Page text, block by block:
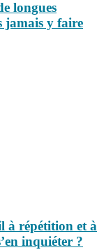
longues
jamais y faire
à répétition et à
inquiéter ?